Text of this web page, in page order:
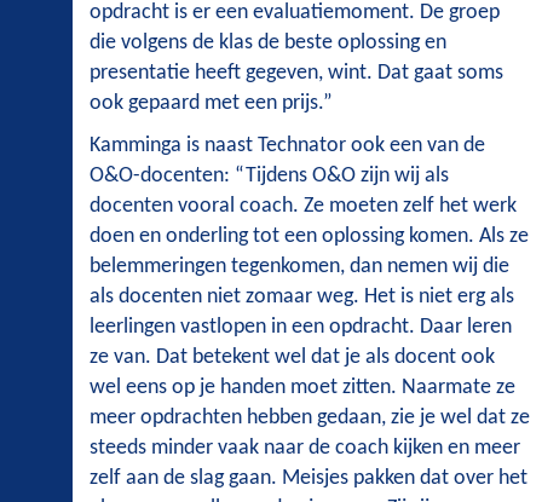
opdracht is er een evaluatiemoment. De groep
die volgens de klas de beste oplossing en
presentatie heeft gegeven, wint. Dat gaat soms
ook gepaard met een prijs.”
Kamminga is naast Technator ook een van de
O&O-docenten: “Tijdens O&O zijn wij als
docenten vooral coach. Ze moeten zelf het werk
doen en onderling tot een oplossing komen. Als ze
belemmeringen tegenkomen, dan nemen wij die
als docenten niet zomaar weg. Het is niet erg als
leerlingen vastlopen in een opdracht. Daar leren
ze van. Dat betekent wel dat je als docent ook
wel eens op je handen moet zitten. Naarmate ze
meer opdrachten hebben gedaan, zie je wel dat ze
steeds minder vaak naar de coach kijken en meer
zelf aan de slag gaan. Meisjes pakken dat over het